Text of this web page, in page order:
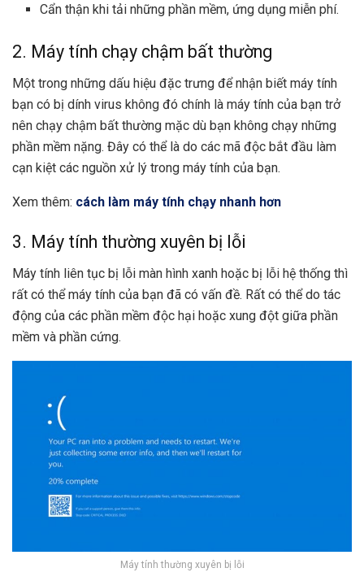
Cẩn thận khi tải những phần mềm, ứng dụng miễn phí.
2. Máy tính chạy chậm bất thường
Một trong những dấu hiệu đặc trưng để nhận biết máy tính
bạn có bị dính virus không đó chính là máy tính của bạn trở
nên chạy chậm bất thường mặc dù bạn không chạy những
phần mềm nặng. Đây có thể là do các mã độc bắt đầu làm
cạn kiệt các nguồn xử lý trong máy tính của bạn.
Xem thêm: cách làm máy tính chạy nhanh hơn
3. Máy tính thường xuyên bị lỗi
Máy tính liên tục bị lỗi màn hình xanh hoặc bị lỗi hệ thống thì
rất có thể máy tính của bạn đã có vấn đề. Rất có thể do tác
động của các phần mềm độc hại hoặc xung đột giữa phần
mềm và phần cứng.
Máy tính thường xuyên bị lỗi